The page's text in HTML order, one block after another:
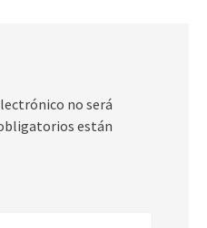
no será
están